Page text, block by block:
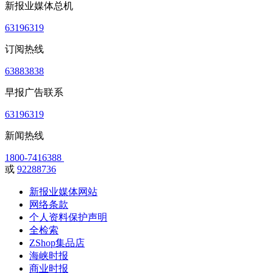
新报业媒体总机
63196319
订阅热线
63883838
早报广告联系
63196319
新闻热线
1800-7416388
或 92288736
新报业媒体网站
网络条款
个人资料保护声明
全检索
ZShop集品店
海峡时报
商业时报